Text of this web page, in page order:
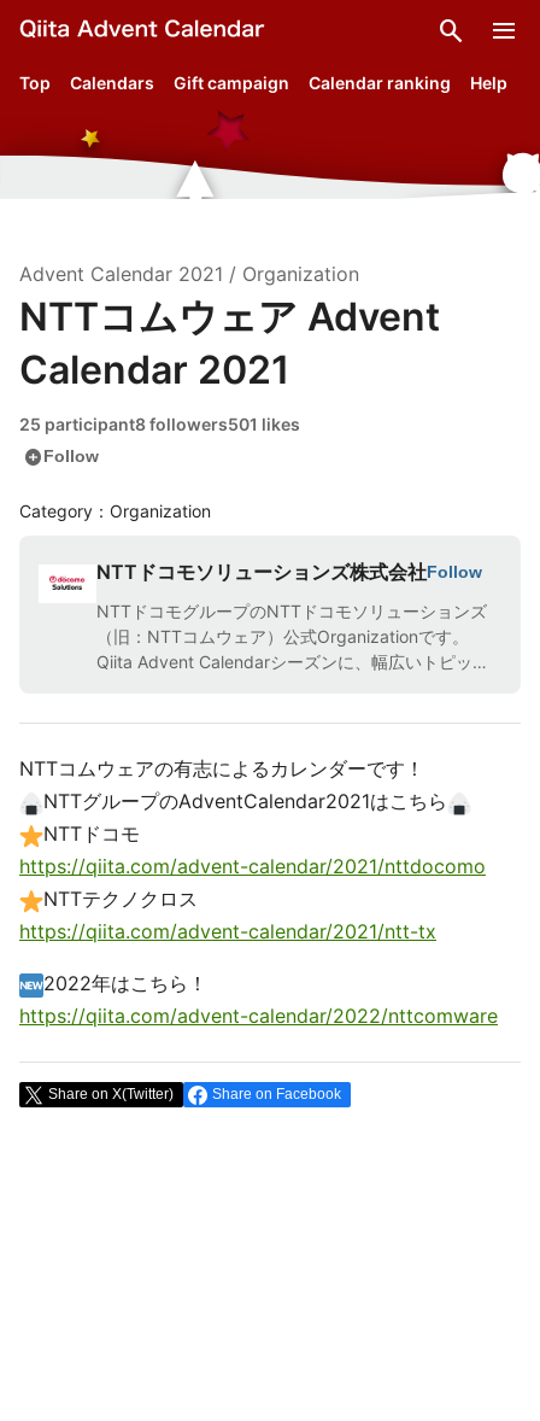
search menu
Top Calendars Gift campaign Calendar ranking Help
Advent Calendar 2021 / Organization
NTTコムウェア Advent
Calendar 2021
25 participant8 followers501 likes
add_circleFollow
Category：Organization
NTTドコモソリューションズ株式会社Follow
NTTドコモグループのNTTドコモソリューションズ
（旧：NTTコムウェア）公式Organizationです。
Qiita Advent Calendarシーズンに、幅広いトピック
す。
NTTコムウェアの有志によるカレンダーです！
NTTグループのAdventCalendar2021はこちら
NTTドコモ
https://qiita.com/advent-calendar/2021/nttdocomo
NTTテクノクロス
https://qiita.com/advent-calendar/2021/ntt-tx
2022年はこちら！
https://qiita.com/advent-calendar/2022/nttcomware
Share on X(Twitter) Share on Facebook